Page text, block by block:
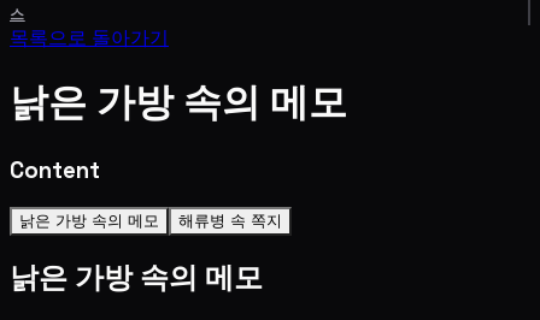
스
목록으로 돌아가기
낡은 가방 속의 메모
Content
낡은 가방 속의 메모 해류병 속 쪽지
낡은 가방 속의 메모